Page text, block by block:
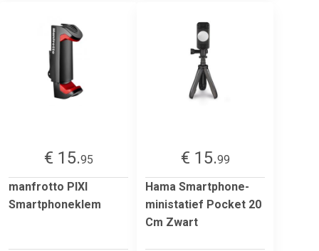
€ 15.95
manfrotto PIXI
Smartphoneklem
€ 15.99
Hama Smartphone-
ministatief Pocket 20
Cm Zwart